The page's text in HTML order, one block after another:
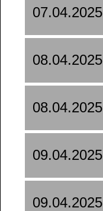
07.04.2025
08.04.2025
08.04.2025
09.04.2025
09.04.2025